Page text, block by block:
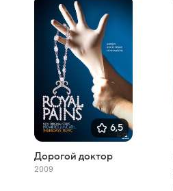
6,5
Дорогой доктор
2009